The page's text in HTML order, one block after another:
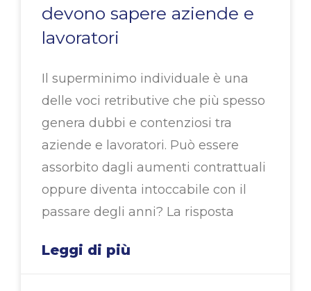
devono sapere aziende e
lavoratori
Il superminimo individuale è una
delle voci retributive che più spesso
genera dubbi e contenziosi tra
aziende e lavoratori. Può essere
assorbito dagli aumenti contrattuali
oppure diventa intoccabile con il
passare degli anni? La risposta
Leggi di più